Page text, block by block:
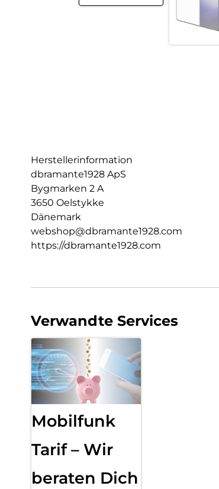
Herstellerinformation
dbramante1928 ApS
Bygmarken 2 A
3650 Oelstykke
Dänemark
webshop@dbramante1928.com
https://dbramante1928.com
Verwandte Services
Mobilfunk
Tarif – Wir
beraten Dich